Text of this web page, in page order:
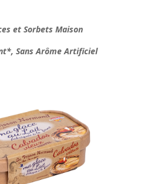
et Sorbets Maison
Sans Arôme Artificiel